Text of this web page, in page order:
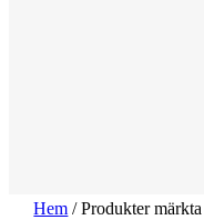
Hem / Produkter